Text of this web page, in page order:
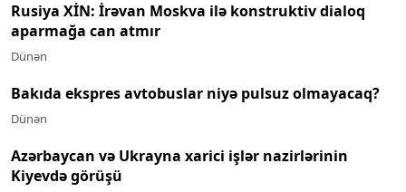
Rusiya XİN: İrəvan Moskva ilə konstruktiv dialoq
aparmağa can atmır
Dünən
Bakıda ekspres avtobuslar niyə pulsuz olmayacaq?
Dünən
Azərbaycan və Ukrayna xarici işlər nazirlərinin
Kiyevdə görüşü